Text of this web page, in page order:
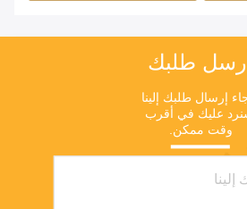
أرسل طلبك
وقت ممكن.